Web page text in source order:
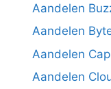
Aandelen
Aandelen
Aandelen
Aandelen